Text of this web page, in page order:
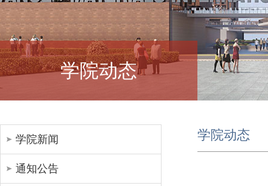
学院动态
学院新闻
通知公告
学院动态